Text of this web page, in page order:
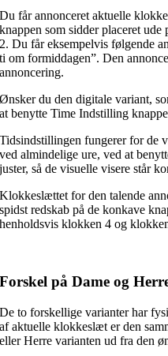
Du får annonceret aktuelle
knappen som sidder placeret
2. Du får eksempelvis følgende
ti om formiddagen”. Den
annoncering.
Ønsker du den digitale variant,
at benytte Time Indstilling
Tidsindstillingen fungerer for de
ved almindelige ure, ved at
juster, så de visuelle visere står
Klokkeslættet for den talende
spidst redskab på de konkave
henholdsvis klokken 4 og
Forskel på Dame og
De to forskellige varianter har
af aktuelle klokkeslæt er den
eller Herre varianten ud fra den